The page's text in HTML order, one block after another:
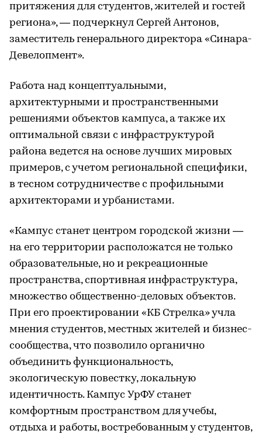
притяжения для студентов, жителей и гостей
региона», — подчеркнул Сергей Антонов,
заместитель генерального директора «Синара-
Девелопмент».
Работа над концептуальными,
архитектурными и пространственными
решениями объектов кампуса, а также их
оптимальной связи с инфраструктурой
района ведется на основе лучших мировых
примеров, с учетом региональной специфики,
в тесном сотрудничестве с профильными
архитекторами и урбанистами.
«Кампус станет центром городской жизни —
на его территории расположатся не только
образовательные, но и рекреационные
пространства, спортивная инфраструктура,
множество общественно-деловых объектов.
При его проектировании «КБ Стрелка» учла
мнения студентов, местных жителей и бизнес-
сообщества, что позволило органично
объединить функциональность,
экологическую повестку, локальную
идентичность. Кампус УрФУ станет
комфортным пространством для учебы,
отдыха и работы, востребованным у студентов,